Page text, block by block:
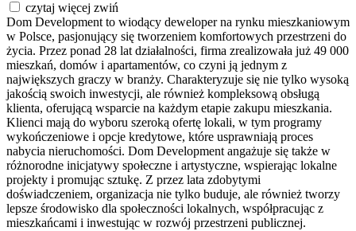
czytaj więcej zwiń
Dom Development to wiodący deweloper na rynku mieszkaniowym
w Polsce, pasjonujący się tworzeniem komfortowych przestrzeni do
życia. Przez ponad 28 lat działalności, firma zrealizowała już 49 000
mieszkań, domów i apartamentów, co czyni ją jednym z
największych graczy w branży. Charakteryzuje się nie tylko wysoką
jakością swoich inwestycji, ale również kompleksową obsługą
klienta, oferującą wsparcie na każdym etapie zakupu mieszkania.
Klienci mają do wyboru szeroką ofertę lokali, w tym programy
wykończeniowe i opcje kredytowe, które usprawniają proces
nabycia nieruchomości. Dom Development angażuje się także w
różnorodne inicjatywy społeczne i artystyczne, wspierając lokalne
projekty i promując sztukę. Z przez lata zdobytymi
doświadczeniem, organizacja nie tylko buduje, ale również tworzy
lepsze środowisko dla społeczności lokalnych, współpracując z
mieszkańcami i inwestując w rozwój przestrzeni publicznej.